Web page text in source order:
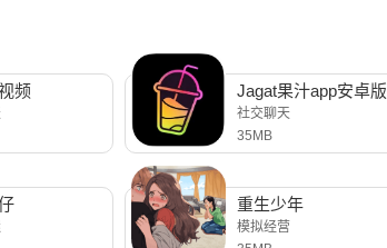
频 Jagat果汁app安卓版
社交聊天
35MB
重生少年
模拟经营